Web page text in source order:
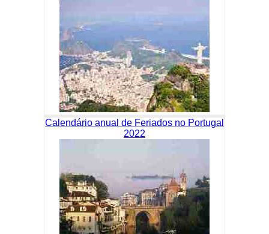
Calendário anual de Feriados no Portugal
2022